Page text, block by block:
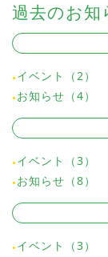
過去のお知
イベント（2）
お知らせ（4）
イベント（3）
お知らせ（8）
イベント（3）